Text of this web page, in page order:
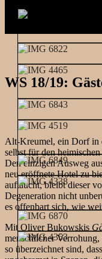
WS 18/19:
Alt-Kreumel, ein Dorf in
selbst für den
Den einzigen Ausweg
neu eröffnete Hotel zu
auftaucht, bleibt dieser
Degeneration nicht
es offenbart sich, wie
Mit Oliver Bukowskis
menschlicher
so überzeichnet sind,